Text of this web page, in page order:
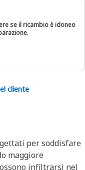
se il ricambio è idoneo
cliente
per soddisfare
maggiore
infiltrarsi nel